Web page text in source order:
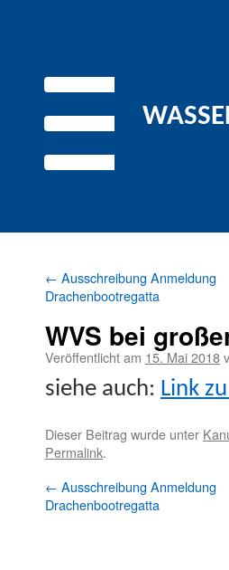
← Ausschreibung Anmeldung
Drachenbootregatta
WVS bei
Veröffentlicht am 15. Mai 2018
siehe auch: Link
Dieser Beitrag wurde unter
Permalink.
← Ausschreibung Anmeldung
Drachenbootregatta